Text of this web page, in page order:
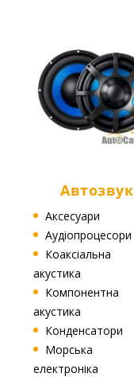
Автозвук
Аксесуари
Аудіопроцесори
Коаксіальна
акустика
Компонентна
акустика
Конденсатори
Морська
електроніка